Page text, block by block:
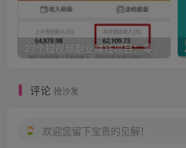
27个短视频副业赚钱项目：零基础、零成本、零风险，普通人可复制的暴利变现攻略
评论 抢沙发
欢迎您留下宝贵的见解！